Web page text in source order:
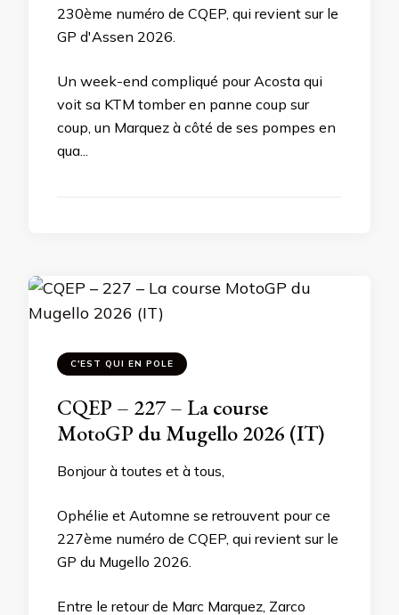
230ème numéro de CQEP, qui revient sur le
GP d'Assen 2026.
Un week-end compliqué pour Acosta qui
voit sa KTM tomber en panne coup sur
coup, un Marquez à côté de ses pompes en
qua...
C'EST QUI EN POLE
CQEP – 227 – La course
MotoGP du Mugello 2026 (IT)
Bonjour à toutes et à tous,
Ophélie et Automne se retrouvent pour ce
227ème numéro de CQEP, qui revient sur le
GP du Mugello 2026.
Entre le retour de Marc Marquez, Zarco